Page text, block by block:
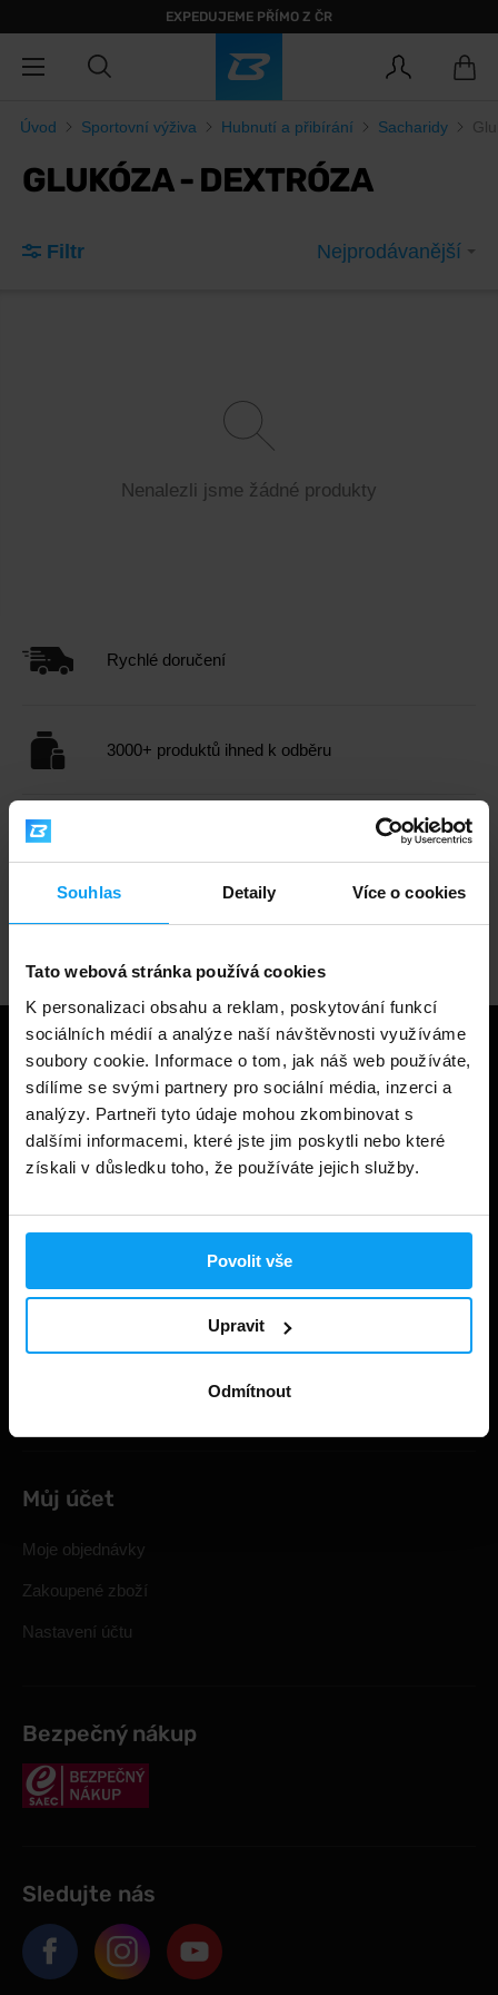
Souhlas Detaily Více o cookies
Tato webová stránka používá cookies
K personalizaci obsahu a reklam, poskytování funkcí
sociálních médií a analýze naší návštěvnosti využíváme
soubory cookie. Informace o tom, jak náš web používáte,
sdílíme se svými partnery pro sociální média, inzerci a
analýzy. Partneři tyto údaje mohou zkombinovat s
dalšími informacemi, které jste jim poskytli nebo které
získali v důsledku toho, že používáte jejich služby.
Povolit vše
Upravit
Odmítnout
EXPEDUJEME PŘÍMO Z ČR
Úvod Sportovní výživa Hubnutí a přibírání Sacharidy
GLUKÓZA - DEXTRÓZA
Filtr Nejprodávanější
Nenalezli jsme žádné produkty
Rychlé doručení
3000+ produktů ihned k odběru
Odborné poradenství
Užitečné informace
Způsoby a ceny doručení
Obchodní podmínky
Prohlášení o cookies
Dárkové poukázky
Můj účet
Moje objednávky
Zakoupené zboží
Nastavení účtu
Bezpečný nákup
Sledujte nás